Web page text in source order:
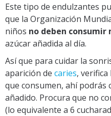
Este tipo de endulzantes
que la Organización
niños no deben consumir
azúcar añadida al día.
Así que para cuidar la
aparición de caries,
que consumen, ahí podrás
añadido. Procura que no
(lo equivalente a 6